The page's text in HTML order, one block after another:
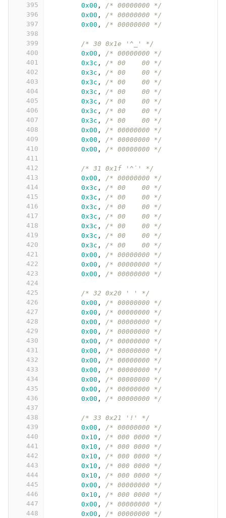
395
396
397
398
399
400
401
402
403
404
405
406
407
408
409
410
411
412
413
414
415
416
417
418
419
420
421
422
423
424
425
426
427
428
429
430
431
432
433
434
435
436
437
438
439
440
441
442
443
444
445
446
447
448
0x00 ,
/* 00000000 */
0x00 ,
/* 00000000 */
0x00 , /* 00000000 */
/* 30 0x1e '^_' */
0x00 ,
/* 00000000 */
0x3c ,
/* 00    00 */
0x3c ,
/* 00    00 */
0x3c ,
/* 00    00 */
0x3c ,
/* 00    00 */
0x3c ,
/* 00    00 */
0x3c ,
/* 00    00 */
0x3c ,
/* 00    00 */
0x00 ,
/* 00000000 */
0x00 ,
/* 00000000 */
0x00 , /* 00000000 */
/* 31 0x1f '^`' */
0x00 ,
/* 00000000 */
0x3c ,
/* 00    00 */
0x3c ,
/* 00    00 */
0x3c ,
/* 00    00 */
0x3c ,
/* 00    00 */
0x3c ,
/* 00    00 */
0x3c ,
/* 00    00 */
0x3c ,
/* 00    00 */
0x00 ,
/* 00000000 */
0x00 ,
/* 00000000 */
0x00 , /* 00000000 */
/* 32 0x20 ' ' */
0x00 ,
/* 00000000 */
0x00 ,
/* 00000000 */
0x00 ,
/* 00000000 */
0x00 ,
/* 00000000 */
0x00 ,
/* 00000000 */
0x00 ,
/* 00000000 */
0x00 ,
/* 00000000 */
0x00 ,
/* 00000000 */
0x00 ,
/* 00000000 */
0x00 ,
/* 00000000 */
0x00 , /* 00000000 */
/* 33 0x21 '!' */
0x00 ,
/* 00000000 */
0x10 ,
/* 000 0000 */
0x10 ,
/* 000 0000 */
0x10 ,
/* 000 0000 */
0x10 ,
/* 000 0000 */
0x10 ,
/* 000 0000 */
0x00 ,
/* 00000000 */
0x10 ,
/* 000 0000 */
0x00 ,
/* 00000000 */
0x00 ,
/* 00000000 */